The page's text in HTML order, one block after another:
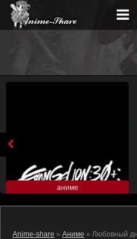
аниме
Anime-share » Аниме » Любовный